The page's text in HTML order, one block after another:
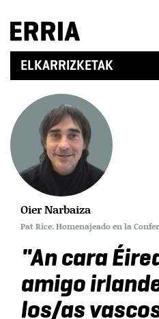
ELKARRIZKETAK
Oier Narbaiza
Pat Rice. Homenajeado en la
"An cara
amigo
los/as